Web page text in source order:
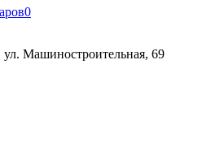
0
Машиностроительная, 69